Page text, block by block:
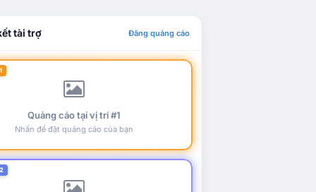
tài trợ Đăng quảng cáo
Quảng cáo tại vị trí #1
Nhấn để đặt quảng cáo của bạn